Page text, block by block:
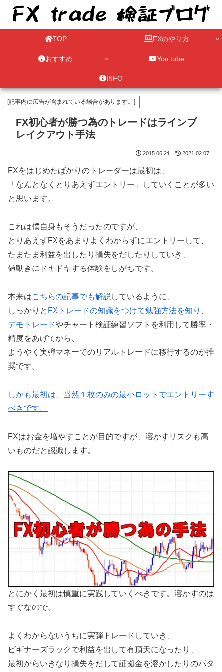
TOP FXのやり方
おすすめ You tube
INFO
[記事内に広告が含まれている場合があります。]
FX初心者が勝つ為のトレードはラインブ
レイクアウト手法
2015.06.24 2021.02.07
FXをはじめたばかりのトレーダーは最初は、
「なんとなくとりあえずエントリー」していくことが多い
と思います。
これは僕自身もそうだったのですが、
とりあえずFXをあまりよくわからずにエントリーして、
たまたま利益を出したり損失をだしたりしていき、
値動きにドキドキする体験をしがちです。
本来はこちらの記事でも解説 しているように、
しっかりと FXトレードの知識をつけて勉強方法を知り、
デモトレードやチャート検証練習ソフトを利用して勝率・
精度をあげてから、
ようやく実弾マネーでのリアルトレードに移行するのが推
奨です。
しかも最初は、当然１枚のみの最小ロットでエントリーす
べきです。
FXはお金を増やすことが目的ですが、溶かすリスクも高
いものだと認識します。
とにかく最初は慎重に実践していくべきです。溶かすのは
すぐなので。
よくわからないうちに実弾トレードしていき、
ビギナーズラックで利益を出して有頂天になったり、
最初からいきなり損失をだして証拠金を溶かしたりのパタ